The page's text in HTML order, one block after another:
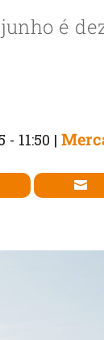
é
- 11:50 |